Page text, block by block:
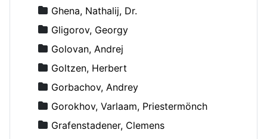
Ghena, Nathalij, Dr.
Gligorov, Georgy
Golovan, Andrej
Goltzen, Herbert
Gorbachov, Andrey
Gorokhov, Varlaam, Priestermönch
Grafenstadener, Clemens